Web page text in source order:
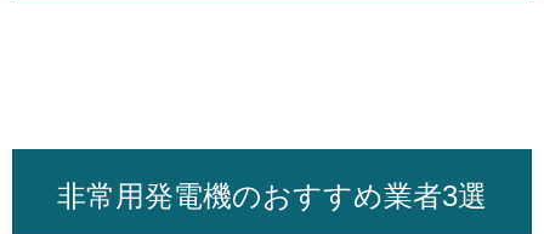
非常用発電機のおすすめ業者3選